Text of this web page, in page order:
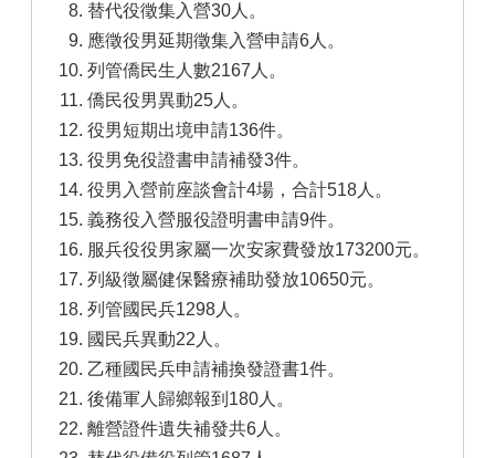
替代役徵集入營30人。
應徵役男延期徵集入營申請6人。
列管僑民生人數2167人。
僑民役男異動25人。
役男短期出境申請136件。
役男免役證書申請補發3件。
役男入營前座談會計4場，合計518人。
義務役入營服役證明書申請9件。
服兵役役男家屬一次安家費發放173200元。
列級徵屬健保醫療補助發放10650元。
列管國民兵1298人。
國民兵異動22人。
乙種國民兵申請補換發證書1件。
後備軍人歸鄉報到180人。
離營證件遺失補發共6人。